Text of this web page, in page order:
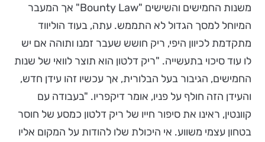
משנות החמישים והשישים "Bounty Law" אך המעבר
המיוחל למסך הגדול לא התממש. עתה, בעוד הוליווד
מתקדמת לכיוון היפי, ריק חושש שעבר זמנו ותוהה אם יש
לו עוד סיכוי בתעשייה. "ריק דלטון הוא תוצר לוואי של שנות
החמישים, הגיבור בעל הבלורית, אך עכשיו זהו עידן חדש,
והעידן הזה חולף על פניו, אומר דיקפריו. "בעבודה עם
קוונטין, ראינו את סיפור חייו של ריק דלטון כמסע של חוסר
בטחון עצמי משווע. אי היכולת שלו להודות על המקום אליו